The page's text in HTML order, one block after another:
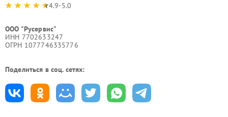
4.9-5.0
ООО "Русервис"
ИНН 7702633247
ОГРН 1077746335776
Поделиться в соц. сетях: